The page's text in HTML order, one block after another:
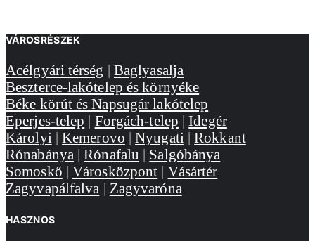
VÁROSRÉSZEK
Acélgyári térség | Baglyasalja
Beszterce-lakótelep és környéke
Béke körút és Napsugár lakótelep
Eperjes-telep | Forgách-telep |Idegér
Károlyi |Kemerovo |Nyugati |Rokkant
Rónabánya |Rónafalu | Salgóbánya
Somoskő |Városközpont | Vásártér
Zagyvapálfalva | Zagyvaróna
HASZNOS